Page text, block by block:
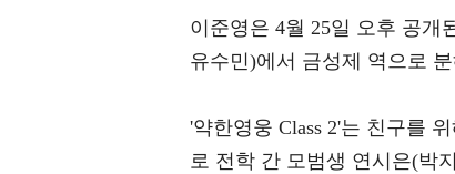
이준영은 4월 25일 오후 공개
유수민)에서 금성제 역으로
'약한영웅 Class 2'는 친구를
로 전학 간 모범생 연시은(박